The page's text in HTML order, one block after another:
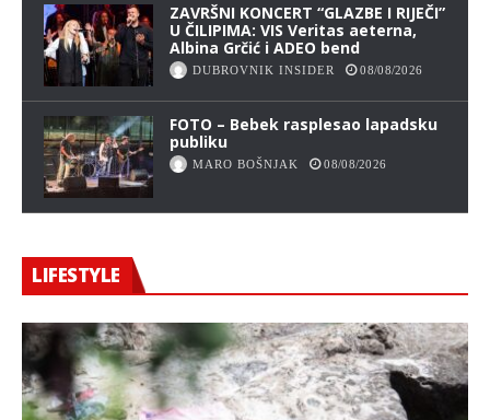
ZAVRŠNI KONCERT “GLAZBE I RIJEČI”
U ČILIPIMA: VIS Veritas aeterna,
Albina Grčić i ADEO bend
DUBROVNIK INSIDER 08/08/2026
FOTO – Bebek rasplesao lapadsku
publiku
MARO BOŠNJAK 08/08/2026
LIFESTYLE